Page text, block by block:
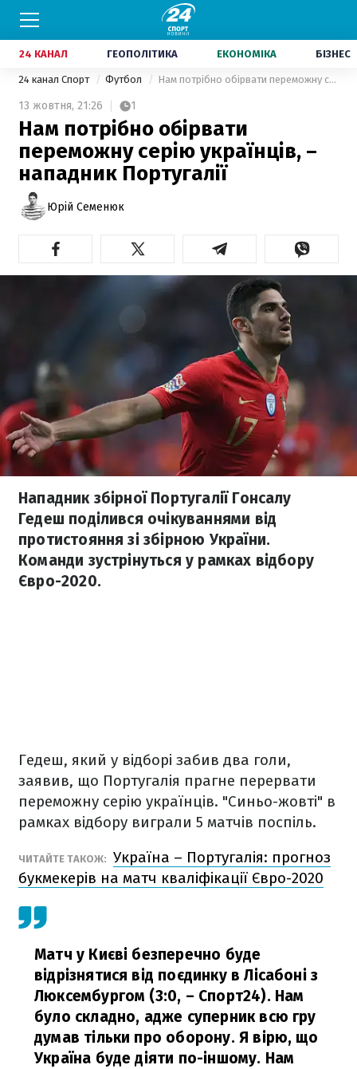
24 КАНАЛ ГЕОПОЛІТИКА ЕКОНОМІКА БІЗНЕС
24 канал Спорт Футбол Нам потрібно обірвати переможну серію українців, – нападник Португалії
13 жовтня, 21:26 1
Нам потрібно обірвати
переможну серію українців, –
нападник Португалії
Юрій Семенюк
Нападник збірної Португалії Гонсалу
Гедеш поділився очікуваннями від
протистояння зі збірною України.
Команди зустрінуться у рамках відбору
Євро-2020.
Гедеш, який у відборі забив два голи,
заявив, що Португалія прагне перервати
переможну серію українців. "Синьо-жовті" в
рамках відбору виграли 5 матчів поспіль.
ЧИТАЙТЕ ТАКОЖ: Україна – Португалія: прогноз
букмекерів на матч кваліфікації Євро-2020
Матч у Києві безперечно буде
відрізнятися від поєдинку в Лісабоні з
Люксембургом (3:0, – Спорт24). Нам
було складно, адже суперник всю гру
думав тільки про оборону. Я вірю, що
Україна буде діяти по-іншому. Нам